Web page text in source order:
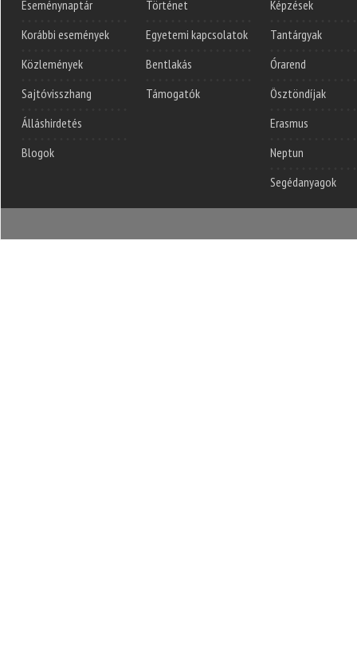
Eseménynaptár
Korábbi események
Közlemények
Sajtóvisszhang
Álláshirdetés
Blogok
Történet
Egyetemi kapcsolatok
Bentlakás
Támogatók
Képzések
Tantárgyak
Órarend
Ösztöndíjak
Erasmus
Neptun
Segédanyagok